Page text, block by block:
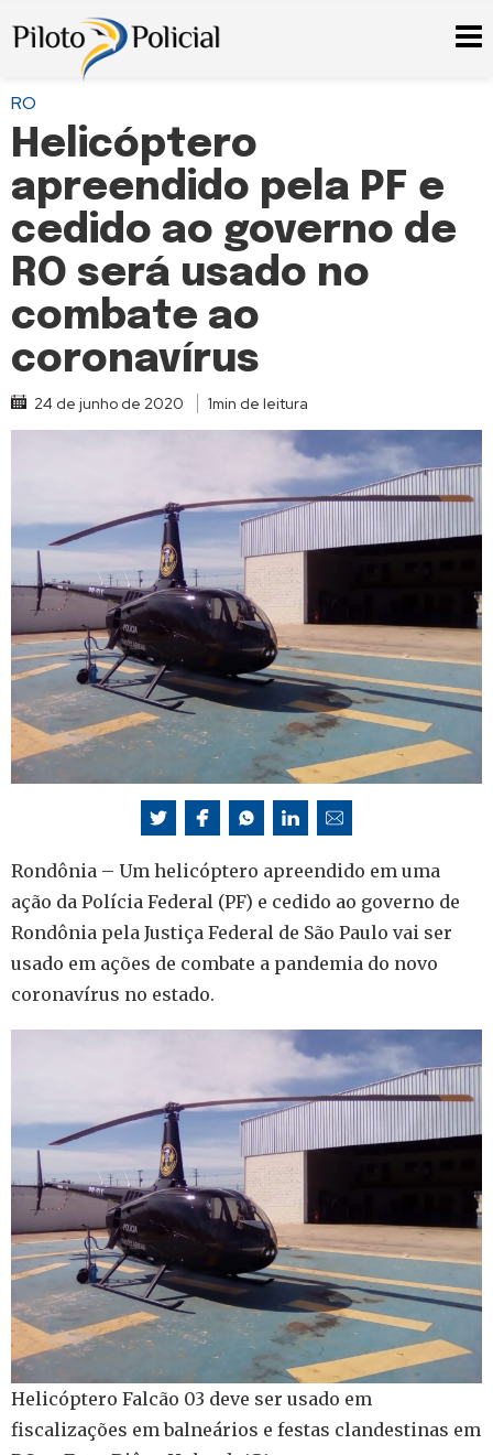
RO
Helicóptero
apreendido pela PF e
cedido ao governo de
RO será usado no
combate ao
coronavírus
24 de junho de 2020 1min de leitura
Rondônia – Um helicóptero apreendido em uma
ação da Polícia Federal (PF) e cedido ao governo de
Rondônia pela Justiça Federal de São Paulo vai ser
usado em ações de combate a pandemia do novo
coronavírus no estado.
Helicóptero Falcão 03 deve ser usado em
fiscalizações em balneários e festas clandestinas em